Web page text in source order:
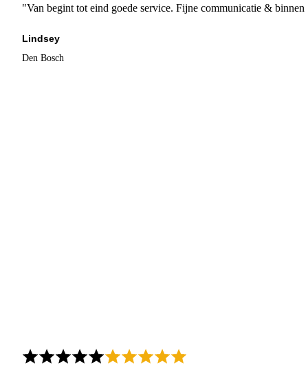
"Van begint tot eind goede service. Fijne communicatie &
Lindsey
Den Bosch